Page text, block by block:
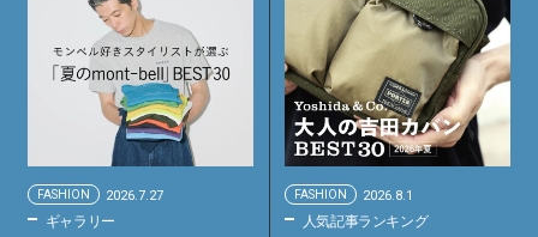
FASHION 2026.7.27
ギャラリー
FASHION 2026.8.1
人気記事ランキング